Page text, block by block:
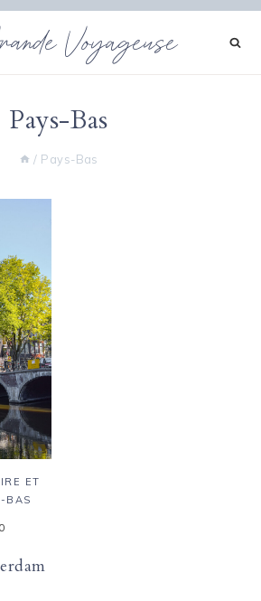
Voyageuse
Pays-Bas
/ Pays-Bas
ET
BAS